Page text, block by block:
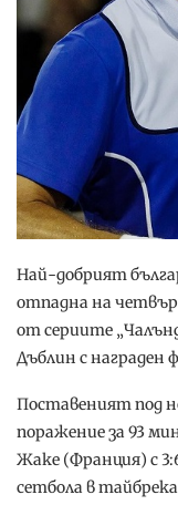
Най-добрият
отпадна на
от сериите
Дъблин с награден
Поставеният под
поражение за 93
Жаке (Франция) с
сетбола в